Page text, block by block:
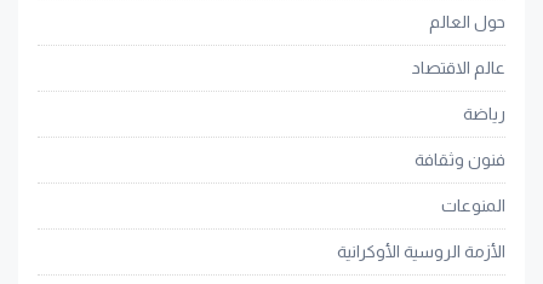
حول العالم
عالم الاقتصاد
رياضة
فنون وثقافة
المنوعات
الأزمة الروسية الأوكرانية